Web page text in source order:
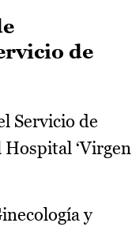
de
Servicio de
Hospital ‘Virgen
y